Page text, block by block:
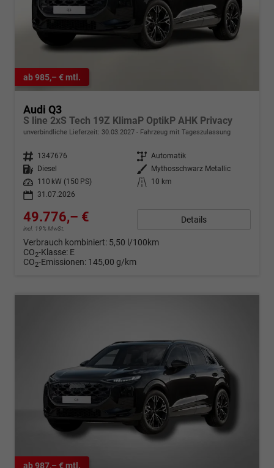
ab 985,– € mtl.
Audi Q3
S line 2xS Tech 19Z KlimaP OptikP AHK Privacy
unverbindliche Lieferzeit: 30.03.2027 Fahrzeug mit Tageszulassung
Fahrzeugnr. 1347676 Getriebe Automatik
Kraftstoff
Diesel Außenfarbe
Mythosschwarz Metallic
Leistung
110 kW (150 PS) Kilometerstand
10 km
31.07.2026
49.776,– €
incl. 19% MwSt.
Details
Verbrauch kombiniert: 5,50 l/100km
CO2-Klasse: E
CO2-Emissionen: 145,00 g/km
ab 987,– € mtl.